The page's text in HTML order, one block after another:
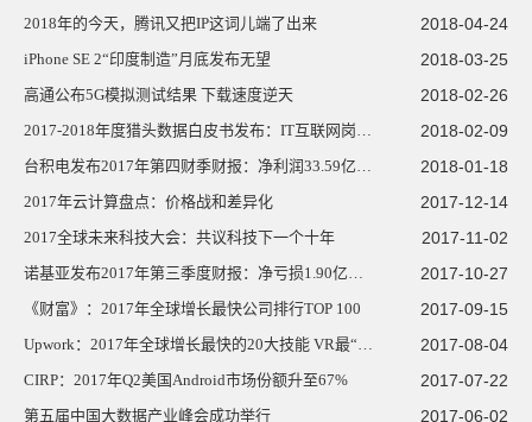
2018-04-24
2018年的今天，腾讯又把IP这词儿端了出来
2018-03-25
iPhone SE 2“印度制造”月底发布无望
2018-02-26
高通公布5G模拟测试结果 下载速度逆天
2018-02-09
2017-2018年度猎头数据白皮书发布：IT互联网岗位需求量最大
2018-01-18
台积电发布2017年第四财季财报：净利润33.59亿美元，同比下降0.9%
2017-12-14
2017年云计算盘点：价格战和差异化
2017-11-02
2017全球未来科技大会：共议科技下一个十年
2017-10-27
诺基亚发布2017年第三季度财报：净亏损1.90亿欧元
2017-09-15
《财富》：2017年全球增长最快公司排行TOP 100
2017-08-04
Upwork：2017年全球增长最快的20大技能 VR最“吃香”
2017-07-22
CIRP：2017年Q2美国Android市场份额升至67%
2017-06-02
第五届中国大数据产业峰会成功举行